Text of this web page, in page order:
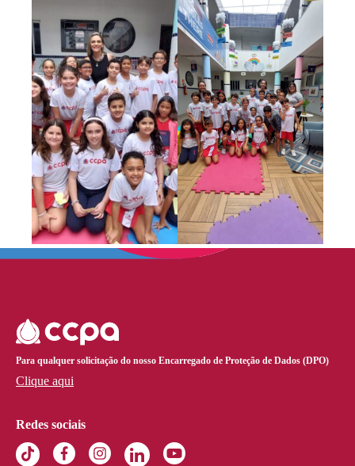
Para qualquer solicitação do nosso Encarregado de Proteção de Dados (DPO)
Clique aqui
Redes sociais